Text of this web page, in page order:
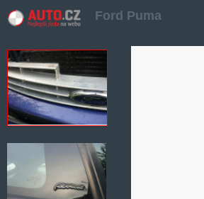
Ford Puma